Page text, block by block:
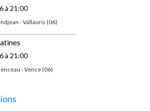
à 21:00
- Vallauris (06)
à 21:00
- Vence (06)